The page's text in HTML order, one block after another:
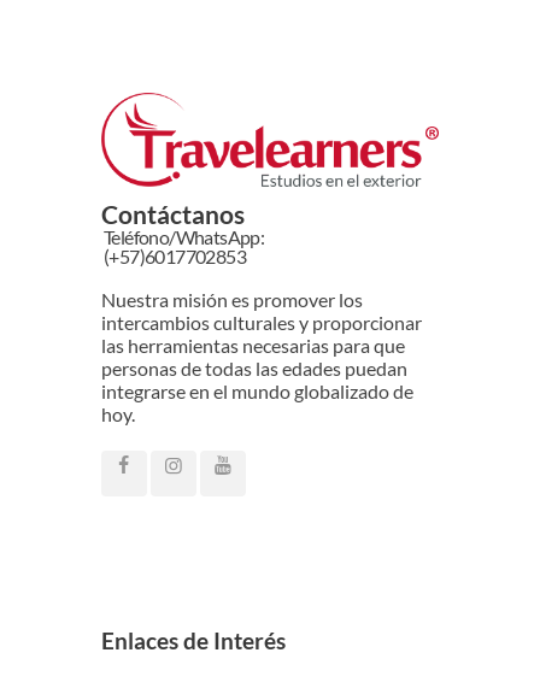
Contáctanos
Teléfono/WhatsApp:
(+57)6017702853
Nuestra misión es promover los
intercambios culturales y proporcionar
las herramientas necesarias para que
personas de todas las edades puedan
integrarse en el mundo globalizado de
hoy.
Enlaces de Interés